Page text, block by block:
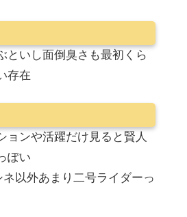
といし面倒臭さも最初くら
存在
ョンや活躍だけ見ると賢人
ぽい
以外あまり二号ライダーっ